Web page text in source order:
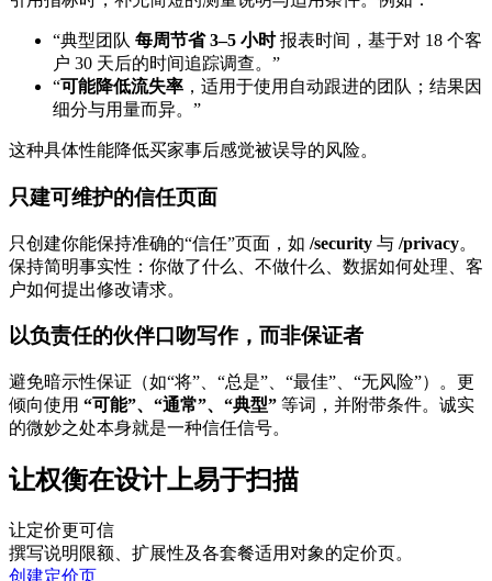
“典型团队 每周节省 3–5 小时报表时间，基于对 18 个客
户 30 天后的时间追踪调查。”
“可能降低流失率 ，适用于使用自动跟进的团队；结果因
细分与用量而异。”
这种具体性能降低买家事后感觉被误导的风险。
只建可维护的信任页面
只创建你能保持准确的“信任”页面，如 /security 与 /privacy。
保持简明事实性：你做了什么、不做什么、数据如何处理、客
户如何提出修改请求。
以负责任的伙伴口吻写作，而非保证者
避免暗示性保证（如“将”、“总是”、“最佳”、“无风险”）。更
倾向使用 “可能”、“通常”、“典型” 等词，并附带条件。诚实
的微妙之处本身就是一种信任信号。
让权衡在设计上易于扫描
让定价更可信
撰写说明限额、扩展性及各套餐适用对象的定价页。
创建定价页